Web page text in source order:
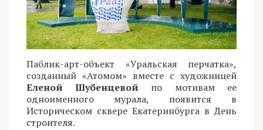
Паблик-арт-объект «Уральская перчатка»,
созданный «Атомом» вместе с художницей
Еленой Шубенцевой по мотивам ее
одноименного мурала, появится в
Историческом сквере Екатеринбурга в День
строителя.